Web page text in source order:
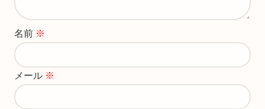
名前 ※
メール ※